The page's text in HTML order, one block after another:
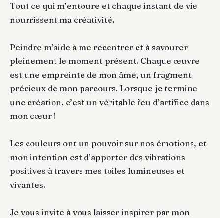
Tout ce qui m’entoure et chaque instant de vie
nourrissent ma créativité.
Peindre m’aide à me recentrer et à savourer
pleinement le moment présent. Chaque œuvre
est une empreinte de mon âme, un fragment
précieux de mon parcours. Lorsque je termine
une création, c’est un véritable feu d’artifice dans
mon cœur !
Les couleurs ont un pouvoir sur nos émotions, et
mon intention est d’apporter des vibrations
positives à travers mes toiles lumineuses et
vivantes.
Je vous invite à vous laisser inspirer par mon